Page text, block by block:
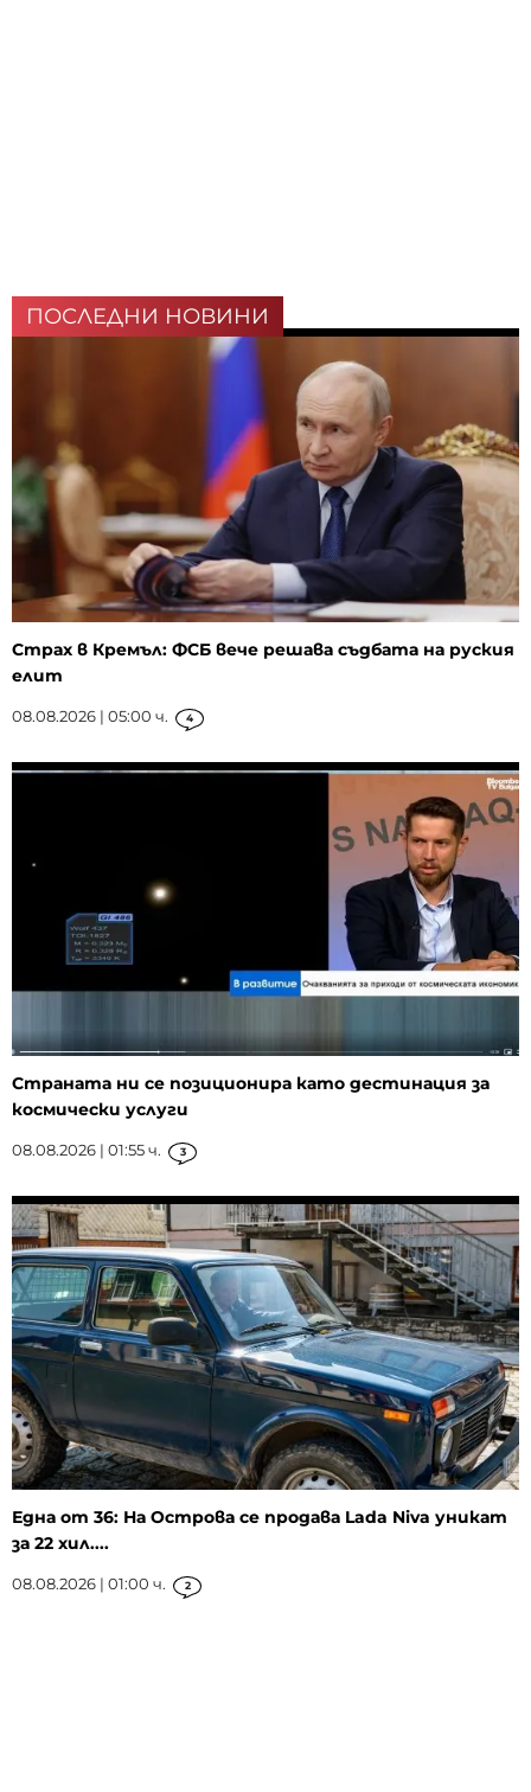
ПОСЛЕДНИ НОВИНИ
Страх в Кремъл: ФСБ вече решава съдбата на руския
елит
08.08.2026 | 05:00 ч. 4
Страната ни се позиционира като дестинация за
космически услуги
08.08.2026 | 01:55 ч. 3
Една от 36: На Острова се продава Lada Niva уникат
за 22 хил....
08.08.2026 | 01:00 ч. 2